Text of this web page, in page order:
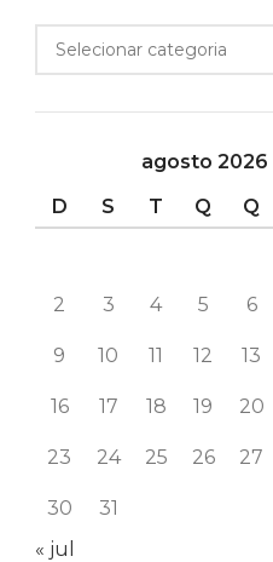
agosto 2026
D
S T Q Q
2 3 4 5 6
9 10 11 12 13
16 17 18 19 20
23 24 25 26 27
30
31
« jul